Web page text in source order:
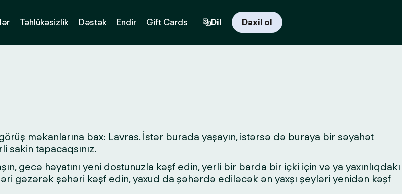
Təhlükəsizlik Dəstək Endir Gift Cards Dil Daxil ol
məkanlarına bax: Lavras. İstər burada yaşayın, istərsə də buraya bir səyahət
sakin tapacaqsınız.
gecə həyatını yeni dostunuzla kəşf edin, yerli bir barda bir içki için və ya yaxınlıqdakı
gəzərək şəhəri kəşf edin, yaxud da şəhərdə ediləcək ən yaxşı şeyləri yenidən kəşf